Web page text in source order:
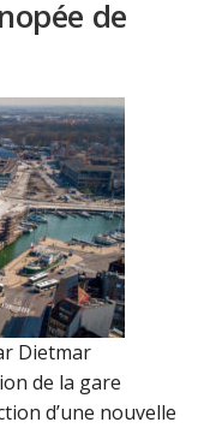
de
Dietmar
de la gare
d’une nouvelle